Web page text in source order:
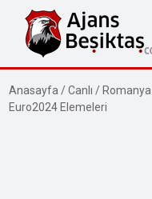
Anasayfa /Canlı /
Euro2024 Elemeleri